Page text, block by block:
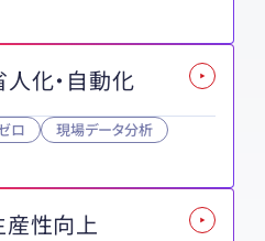
人化・自動化
ロ
現場データ分析
産性向上